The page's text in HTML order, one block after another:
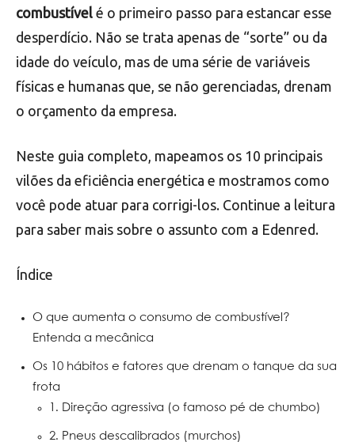
combustível é o primeiro passo para estancar esse
desperdício. Não se trata apenas de “sorte” ou da
idade do veículo, mas de uma série de variáveis
físicas e humanas que, se não gerenciadas, drenam
o orçamento da empresa.
Neste guia completo, mapeamos os 10 principais
vilões da eficiência energética e mostramos como
você pode atuar para corrigi-los. Continue a leitura
para saber mais sobre o assunto com a Edenred.
Índice
O que aumenta o consumo de combustível?
Entenda a mecânica
Os 10 hábitos e fatores que drenam o tanque da sua
frota
1. Direção agressiva (o famoso pé de chumbo)
2. Pneus descalibrados (murchos)